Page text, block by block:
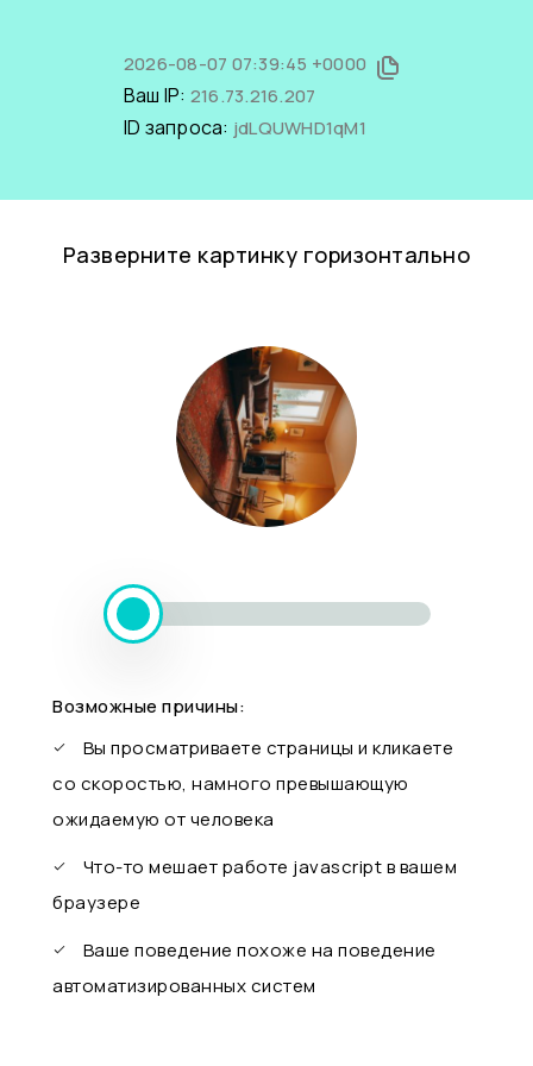
2026-08-07 07:39:45 +0000
Ваш IP: 216.73.216.207
ID запроса: jdLQUWHD1qM1
Разверните картинку горизонтально
Возможные причины:
Вы просматриваете страницы и кликаете
со скоростью, намного превышающую
ожидаемую от человека
Что-то мешает работе javascript в вашем
браузере
Ваше поведение похоже на поведение
автоматизированных систем